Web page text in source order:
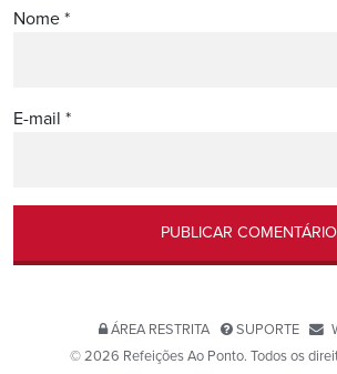
Nome *
E-mail *
ÁREA RESTRITA SUPORTE
© 2026 Refeições Ao Ponto. Todos os